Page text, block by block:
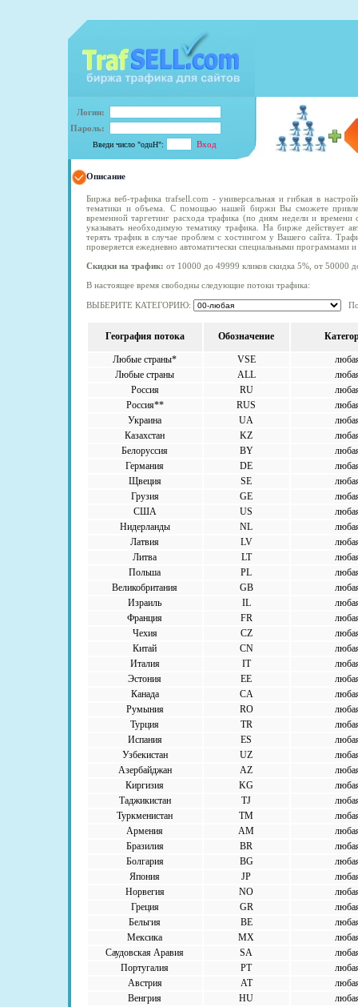
Логин:
Пароль:
Введи число "oдuH":
Описание
Биржа веб-трафика trafsell.com - универсальная и гибкая в
тематики и объема. С помощью нашей биржи Вы сможете
временной таргетинг расхода трафика (по дням недели и
указывать необходимую тематику трафика. На бирже действует
терять трафик в случае проблем с хостингом у Вашего сайта.
проверяется ежедневно автоматически специальными программами
Скидки на трафик: от 10000 до 49999 кликов скидка 5%, от 50000
В настоящее время свободны следующие потоки трафика:
ВЫБЕРИТЕ КАТЕГОРИЮ:
География потока Обозначение
Любые страны* VSE
Любые страны
ALL
Россия
RU
Россия**
RUS
Украина
UA
Казахстан
KZ
Белоруссия
BY
Германия
DE
Щвеция
SE
Грузия
GE
США
US
Нидерланды
NL
Латвия
LV
Литва
LT
Польша
PL
Великобритания
GB
Израиль
IL
Франция
FR
Чехия
CZ
Китай
CN
Италия
IT
Эстония
EE
Канада
CA
Румыния
RO
Турция
TR
Испания
ES
Узбекистан
UZ
Азербайджан
AZ
Киргизия
KG
Таджикистан
TJ
Туркменистан
TM
Армения
AM
Бразилия
BR
Болгария
BG
Япония
JP
Норвегия
NO
Греция
GR
Бельгия
BE
Мексика
MX
Саудовская Аравия
SA
Португалия
PT
Австрия
AT
Венгрия
HU